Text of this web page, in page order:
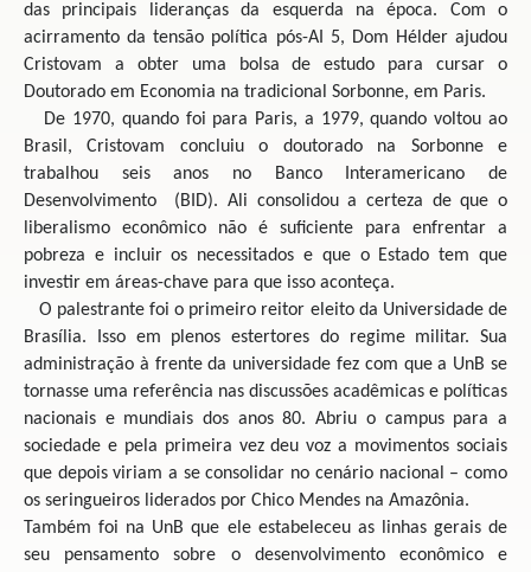
das principais lideranças da esquerda na época. Com o
acirramento da tensão política pós-AI 5, Dom Hélder ajudou
Cristovam a obter uma bolsa de estudo para cursar o
Doutorado em Economia na tradicional Sorbonne, em Paris.
De 1970, quando foi para Paris, a 1979, quando voltou ao
Brasil, Cristovam concluiu o doutorado na Sorbonne e
trabalhou seis anos no Banco Interamericano de
Desenvolvimento (BID). Ali consolidou a certeza de que o
liberalismo econômico não é suficiente para enfrentar a
pobreza e incluir os necessitados e que o Estado tem que
investir em áreas-chave para que isso aconteça.
O palestrante foi o primeiro reitor eleito da Universidade de
Brasília. Isso em plenos estertores do regime militar. Sua
administração à frente da universidade fez com que a UnB se
tornasse uma referência nas discussões acadêmicas e políticas
nacionais e mundiais dos anos 80. Abriu o campus para a
sociedade e pela primeira vez deu voz a movimentos sociais
que depois viriam a se consolidar no cenário nacional – como
os seringueiros liderados por Chico Mendes na Amazônia.
Também foi na UnB que ele estabeleceu as linhas gerais de
seu pensamento sobre o desenvolvimento econômico e